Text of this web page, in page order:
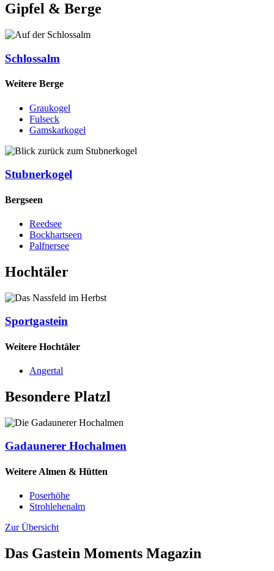
Gipfel & Berge
Schlossalm
Weitere Berge
Graukogel
Fulseck
Gamskarkogel
Stubnerkogel
Bergseen
Reedsee
Bockhartseen
Palfnersee
Hochtäler
Sportgastein
Weitere Hochtäler
Angertal
Besondere Platzl
Gadaunerer Hochalmen
Weitere Almen & Hütten
Poserhöhe
Strohlehenalm
Zur Übersicht
Das Gastein Moments Magazin